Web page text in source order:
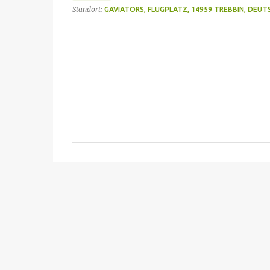
Standort: GAVIATORS, FLUGPLATZ, 14959 TREBBIN,